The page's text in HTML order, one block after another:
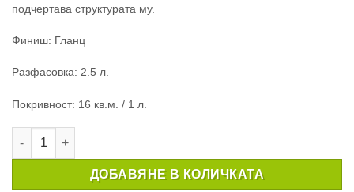
подчертава структурата му.
Финиш: Гланц
Разфасовка: 2.5 л.
Покривност: 16 кв.м. / 1 л.
количество за ЯХТЕН ЛАК EXT YACHT VARNISH GLOSS 2.5
ДОБАВЯНЕ В КОЛИЧКАТА